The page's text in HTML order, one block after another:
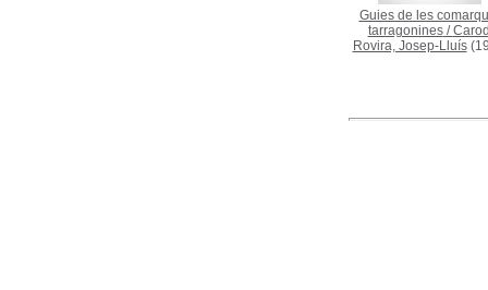
Guies de les
tarragonines/
Rovira, Josep-Lluís